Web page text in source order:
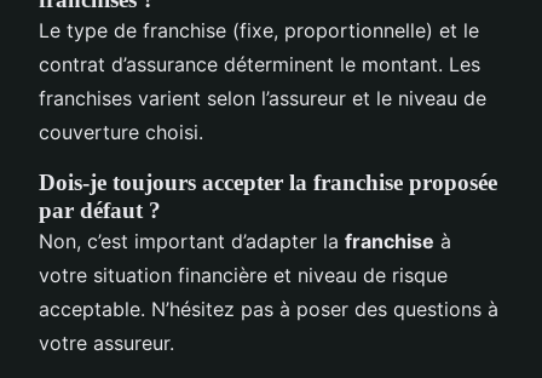
Le type de franchise (fixe, proportionnelle) et le
contrat d’assurance déterminent le montant. Les
franchises varient selon l’assureur et le niveau de
couverture choisi.
Dois-je toujours accepter la franchise proposée
par défaut ?
Non, c’est important d’adapter la franchise à
votre situation financière et niveau de risque
acceptable. N’hésitez pas à poser des questions à
votre assureur.